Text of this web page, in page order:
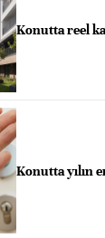
Konutta reel
Konutta yılın